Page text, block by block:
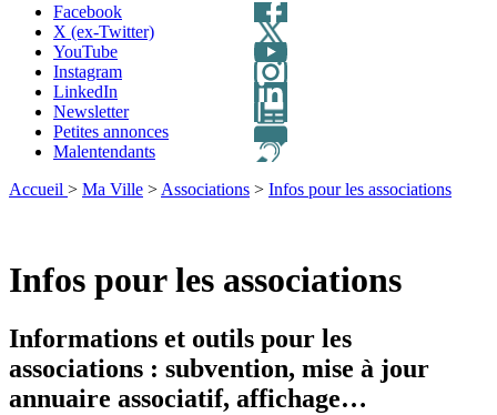
Facebook
X (ex-Twitter)
YouTube
Instagram
LinkedIn
Newsletter
Petites annonces
Malentendants
Accueil > Ma Ville > Associations > Infos pour les associations
Infos pour les associations
Informations et outils pour les
associations : subvention, mise à jour
annuaire associatif, affichage…